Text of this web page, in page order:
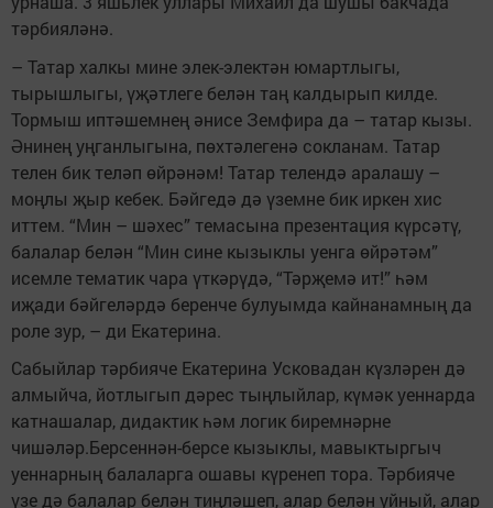
тәрбияләнә.
– Татар халкы мине элек-электән юмартлыгы,
тырышлыгы, үҗәтлеге белән таң калдырып килде.
Тормыш иптәшемнең әнисе Земфира да – татар кызы.
Әнинең уңганлыгына, пөхтәлегенә сокланам. Татар
телен бик теләп өйрәнәм! Татар телендә аралашу –
моңлы җыр кебек. Бәйгедә дә үземне бик иркен хис
иттем. “Мин – шәхес” темасына презентация күрсәтү,
балалар белән “Мин сине кызыклы уенга өйрәтәм”
исемле тематик чара үткәрүдә, “Тәрҗемә ит!” һәм
иҗади бәйгеләрдә беренче булуымда кайнанамның да
роле зур, – ди Екатерина.
Сабыйлар тәрбияче Екатерина Усковадан күзләрен дә
алмыйча, йотлыгып дәрес тыңлыйлар, күмәк уеннарда
катнашалар, дидактик һәм логик биремнәрне
чишәләр.Берсеннән-берсе кызыклы, мавыктыргыч
уеннарның балаларга ошавы күренеп тора. Тәрбияче
үзе дә балалар белән тиңләшеп, алар белән уйный, алар